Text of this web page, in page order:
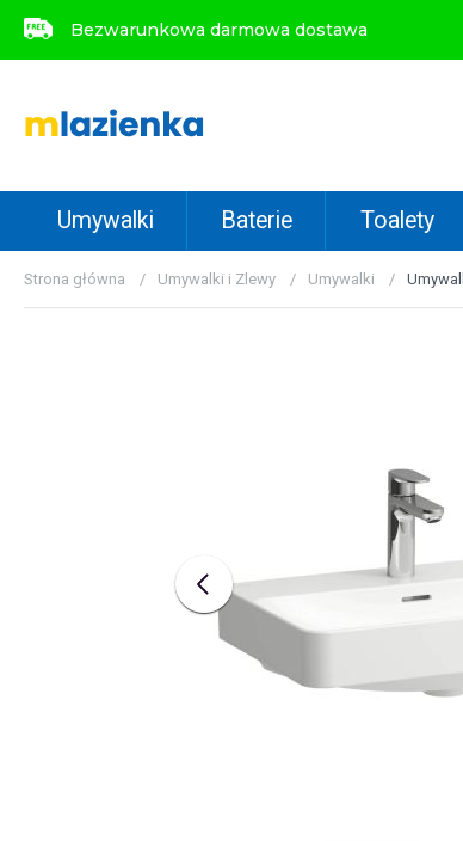
Bezwarunkowa darmowa dostawa
Umywalki Baterie Toalety
Strona główna Umywalki i Zlewy Umywalki